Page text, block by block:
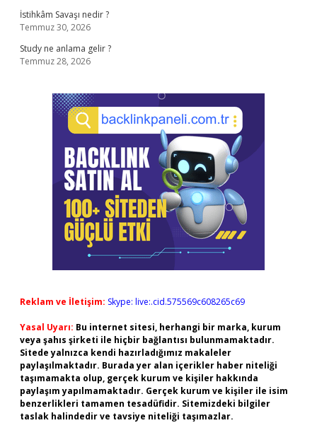
İstihkâm Savaşı nedir ?
Temmuz 30, 2026
Study ne anlama gelir ?
Temmuz 28, 2026
Reklam ve İletişim: Skype: live:.cid.575569c608265c69
Yasal Uyarı: Bu internet sitesi, herhangi bir marka, kurum
veya şahıs şirketi ile hiçbir bağlantısı bulunmamaktadır.
Sitede yalnızca kendi hazırladığımız makaleler
paylaşılmaktadır. Burada yer alan içerikler haber niteliği
taşımamakta olup, gerçek kurum ve kişiler hakkında
paylaşım yapılmamaktadır. Gerçek kurum ve kişiler ile isim
benzerlikleri tamamen tesadüfidir. Sitemizdeki bilgiler
taslak halindedir ve tavsiye niteliği taşımazlar.